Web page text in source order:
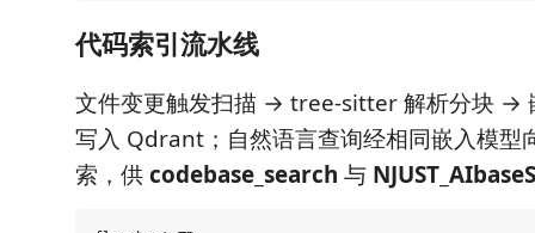
代码索引流水线
文件变更触发扫描 → tree-sitter 解析分块 →
写入 Qdrant；自然语言查询经相同嵌入模型
索，供codebase_search 与